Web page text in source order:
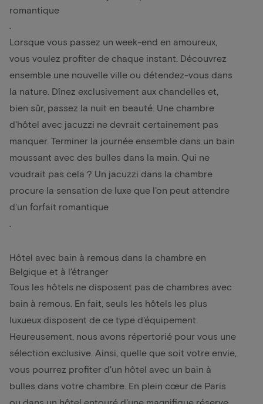
romantique
Lorsque vous passez un week-end en amoureux,
vous voulez profiter de chaque instant. Découvrez
ensemble une nouvelle ville ou détendez-vous dans
la nature. Dînez exclusivement aux chandelles et,
bien sûr, passez la nuit en beauté. Une chambre
d'hôtel avec jacuzzi ne devrait certainement pas
manquer. Terminer la journée ensemble dans un bain
moussant avec des bulles dans la main. Qui ne
voudrait pas cela ? Un jacuzzi dans la chambre
procure la sensation de luxe que l'on peut attendre
d'un forfait romantique
Hôtel avec bain à remous dans la chambre en
Belgique et à l'étranger
Tous les hôtels ne disposent pas de chambres avec
bain à remous. En fait, seuls les hôtels les plus
luxueux disposent de ce type d'équipement.
Heureusement, nous avons répertorié pour vous une
sélection exclusive. Ainsi, quelle que soit votre envie,
vous pourrez profiter d'un hôtel avec un bain à
bulles dans votre chambre. En plein cœur de Paris
ou dans un hôtel entouré d'une magnifique réserve